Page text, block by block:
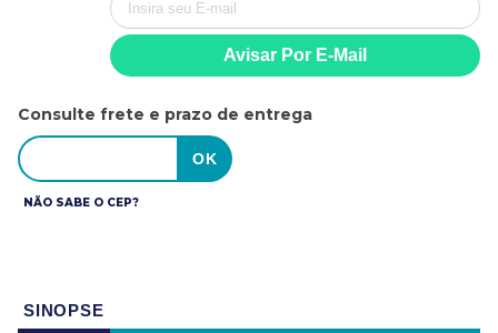
Consulte frete e prazo de entrega
NÃO SABE O CEP?
SINOPSE